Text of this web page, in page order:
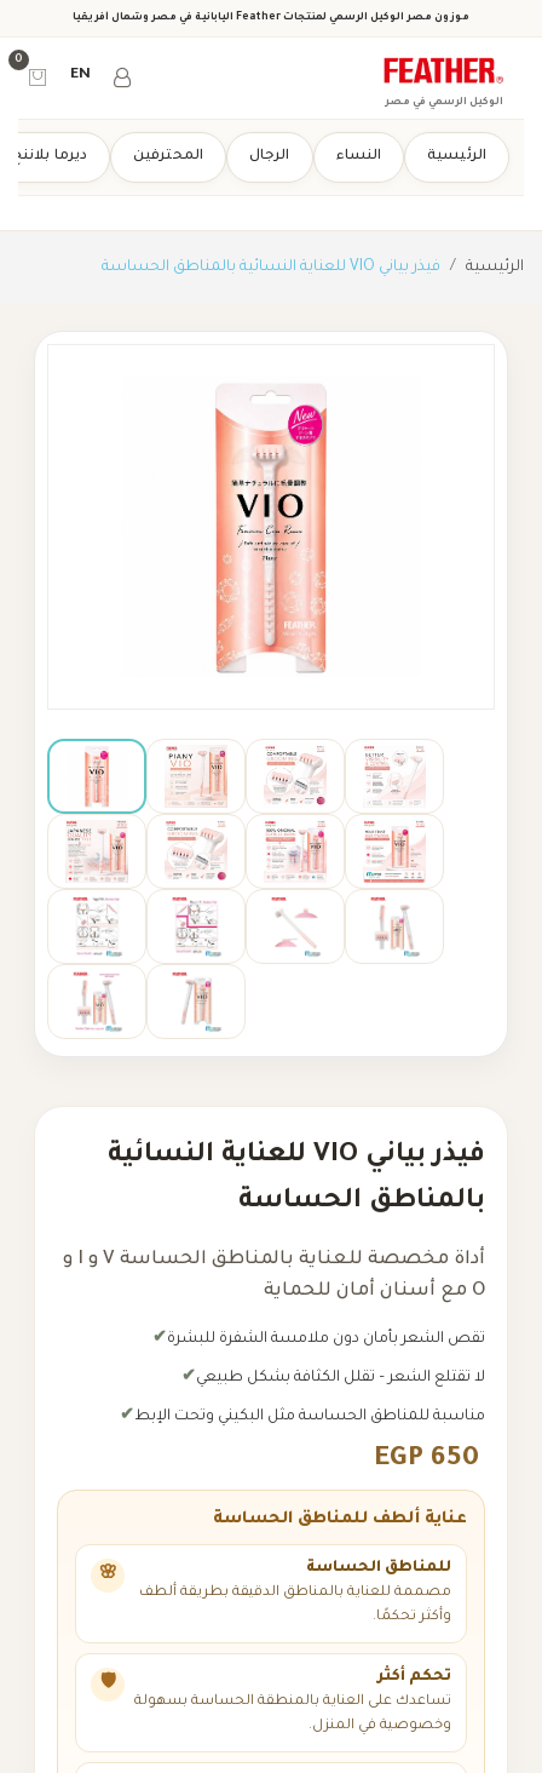
موزون مصر الوكيل الرسمي لمنتجات Feather اليابانية في مصر وشمال أفريقيا
الوكيل الرسمي في مصر
EN
0
الرئيسية النساء الرجال المحترفين ديرما بلاننج
الرئيسية فيذر بياني VIO للعناية النسائية بالمناطق الحساسة
فيذر بياني VIO للعناية النسائية
بالمناطق الحساسة
أداة مخصصة للعناية بالمناطق الحساسة V و I و
O مع أسنان أمان للحماية
تقص الشعر بأمان دون ملامسة الشفرة للبشرة
لا تقتلع الشعر – تقلل الكثافة بشكل طبيعي
مناسبة للمناطق الحساسة مثل البكيني وتحت الإبط
EGP 650
عناية ألطف للمناطق الحساسة
🌸 للمناطق الحساسة
مصممة للعناية بالمناطق الدقيقة بطريقة ألطف
وأكثر تحكمًا.
🛡️ تحكم أكثر
تساعدك على العناية بالمنطقة الحساسة بسهولة
وخصوصية في المنزل.